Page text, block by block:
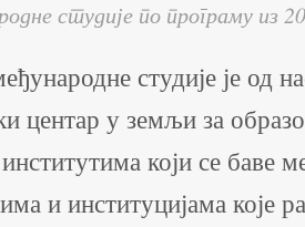
студије по програму из
студије је од
центар у земљи за
који се баве
и институцијама које